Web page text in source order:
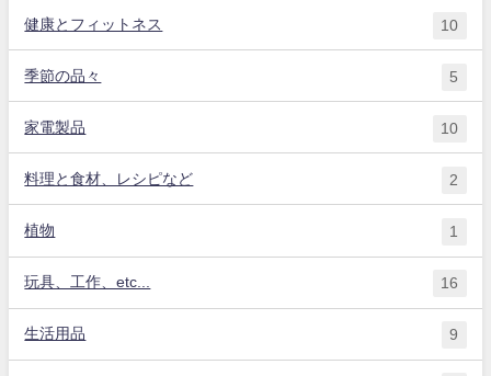
健康とフィットネス 10
季節の品々 5
家電製品 10
料理と食材、レシピなど 2
植物 1
玩具、工作、etc... 16
生活用品 9